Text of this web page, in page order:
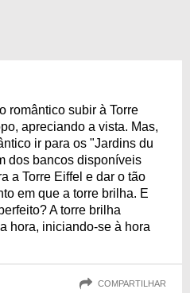
romântico subir à Torre
apreciando a vista. Mas,
ir para os "Jardins du
dos bancos disponíveis
a Torre Eiffel e dar o tão
em que a torre brilha. E
A torre brilha
hora, iniciando-se à hora
COMPARTILHAR